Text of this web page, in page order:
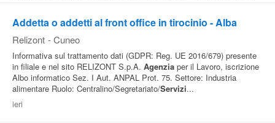
Blog
Addetta o addetti al front office in tirocinio - Alba
Relizont - Cuneo
Informativa sul trattamento dati (GDPR: Reg. UE 2016/679) presente
in filiale e nel sito RELIZONT S.p.A. Agenzia per il Lavoro, iscrizione
Albo informatico Sez. I Aut. ANPAL Prot. 75. Settore: Industria
alimentare Ruolo: Centralino/Segretariato/Servizi...
ieri